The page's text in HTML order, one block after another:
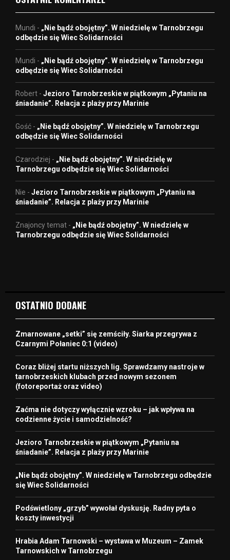
Mundi - „Nie bądź obojętny”. W niedzielę w Tarnobrzegu
odbędzie się Wiec Solidarności
Mundi - „Nie bądź obojętny”. W niedzielę w Tarnobrzegu
odbędzie się Wiec Solidarności
Robert - Jezioro Tarnobrzeskie w piątkowym „Pytaniu na
śniadanie”. Relacja z plaży przy Marinie
Gość - „Nie bądź obojętny”. W niedzielę w Tarnobrzegu
odbędzie się Wiec Solidarności
Czarodziej - „Nie bądź obojętny”. W niedzielę w
Tarnobrzegu odbędzie się Wiec Solidarności
Nie - Jezioro Tarnobrzeskie w piątkowym „Pytaniu na
śniadanie”. Relacja z plaży przy Marinie
Znajoncy temat - „Nie bądź obojętny”. W niedzielę w
Tarnobrzegu odbędzie się Wiec Solidarności
OSTATNIO DODANE
Zmarnowane „setki” się zemściły. Siarka przegrywa z
Czarnymi Połaniec 0:1 (video)
Coraz bliżej startu niższych lig. Sprawdzamy nastroje w
tarnobrzeskich klubach przed nowym sezonem
(fotoreportaż oraz video)
Zaćma nie dotyczy wyłącznie wzroku – jak wpływa na
codzienne życie i samodzielność?
Jezioro Tarnobrzeskie w piątkowym „Pytaniu na
śniadanie”. Relacja z plaży przy Marinie
„Nie bądź obojętny”. W niedzielę w Tarnobrzegu odbędzie
się Wiec Solidarności
Podświetlony „grzyb” wywołał dyskusję. Radny pyta o
koszty inwestycji
Hrabia Adam Tarnowski – wystawa w Muzeum – Zamek
Tarnowskich w Tarnobrzegu